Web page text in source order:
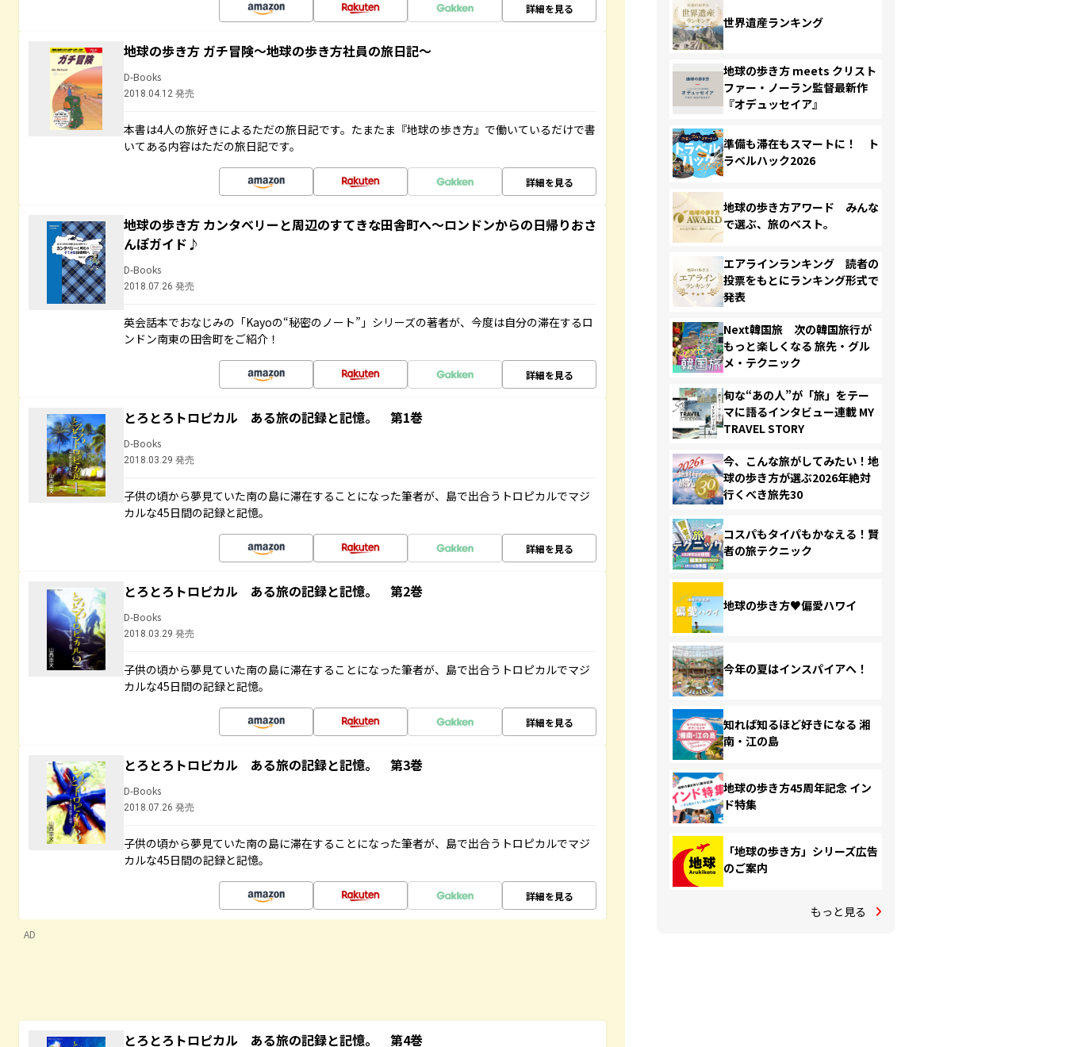
詳細を見る
地球の歩き方 ガチ冒険～地球の歩き方社員の旅日記～
D-Books
2018.04.12 発売
本書は4人の旅好きによるただの旅日記です。たまたま『地球の歩き方』で働いているだけで書
いてある内容はただの旅日記です。
詳細を見る
地球の歩き方 カンタベリーと周辺のすてきな田舎町へ～ロンドンからの日帰りおさ
んぽガイド♪
D-Books
2018.07.26 発売
英会話本でおなじみの「Kayoの“秘密のノート”」シリーズの著者が、今度は自分の滞在するロ
ンドン南東の田舎町をご紹介！
詳細を見る
とろとろトロピカル ある旅の記録と記憶。 第1巻
D-Books
2018.03.29 発売
子供の頃から夢見ていた南の島に滞在することになった筆者が、島で出合うトロピカルでマジ
カルな45日間の記録と記憶。
詳細を見る
とろとろトロピカル ある旅の記録と記憶。 第2巻
D-Books
2018.03.29 発売
子供の頃から夢見ていた南の島に滞在することになった筆者が、島で出合うトロピカルでマジ
カルな45日間の記録と記憶。
詳細を見る
とろとろトロピカル ある旅の記録と記憶。 第3巻
D-Books
2018.07.26 発売
子供の頃から夢見ていた南の島に滞在することになった筆者が、島で出合うトロピカルでマジ
カルな45日間の記録と記憶。
詳細を見る
AD
とろとろトロピカル ある旅の記録と記憶。 第4巻
世界遺産ランキング
地球の歩き方 meets クリスト
ファー・ノーラン監督最新作
『オデュッセイア』
準備も滞在もスマートに！ ト
ラベルハック2026
地球の歩き方アワード みんな
で選ぶ、旅のベスト。
エアラインランキング 読者の
投票をもとにランキング形式で
発表
Next韓国旅 次の韓国旅行が
もっと楽しくなる 旅先・グル
メ・テクニック
旬な“あの人”が「旅」をテー
マに語るインタビュー連載 MY
TRAVEL STORY
今、こんな旅がしてみたい！地
球の歩き方が選ぶ2026年絶対
行くべき旅先30
コスパもタイパもかなえる！賢
者の旅テクニック
地球の歩き方♥偏愛ハワイ
今年の夏はインスパイアへ！
知れば知るほど好きになる 湘
南・江の島
地球の歩き方45周年記念 イン
ド特集
「地球の歩き方」シリーズ広告
のご案内
もっと見る